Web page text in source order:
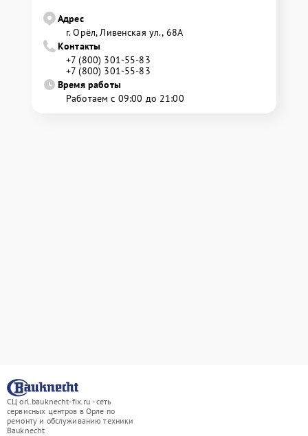
Адрес
г. Орёл, Ливенская ул., 68А
Контакты
+7 (800) 301-55-83
+7 (800) 301-55-83
Время работы
Работаем с 09:00 до 21:00
СЦ orl.bauknecht-fix.ru - сеть
сервисных центров в Орле по
ремонту и обслуживанию техники
Bauknecht